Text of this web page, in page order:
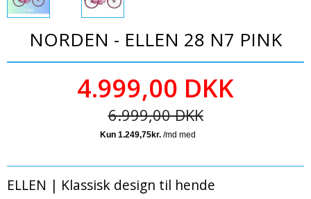
NORDEN - ELLEN 28 N7 PINK
4.999,00 DKK
6.999,00 DKK
ELLEN | Klassisk design til hende